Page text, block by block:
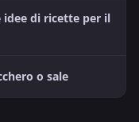
idee di ricette per il
o sale